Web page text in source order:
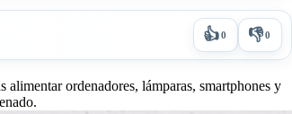
👍0 👎0
ordenadores, lámparas, smartphones y